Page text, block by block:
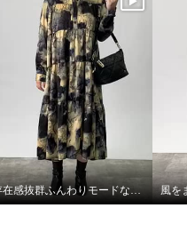
存在感抜群ふんわりモードなワンピース